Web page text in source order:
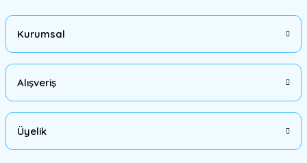
Kurumsal
Alışveriş
Üyelik